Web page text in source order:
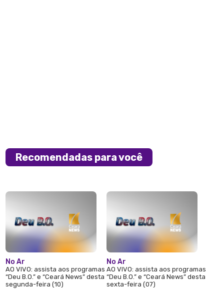
Recomendadas para você
No Ar
AO VIVO: assista aos programas
“Deu B.O.” e “Ceará News” desta
segunda-feira (10)
No Ar
AO VIVO: assista aos programas
“Deu B.O.” e “Ceará News” desta
sexta-feira (07)